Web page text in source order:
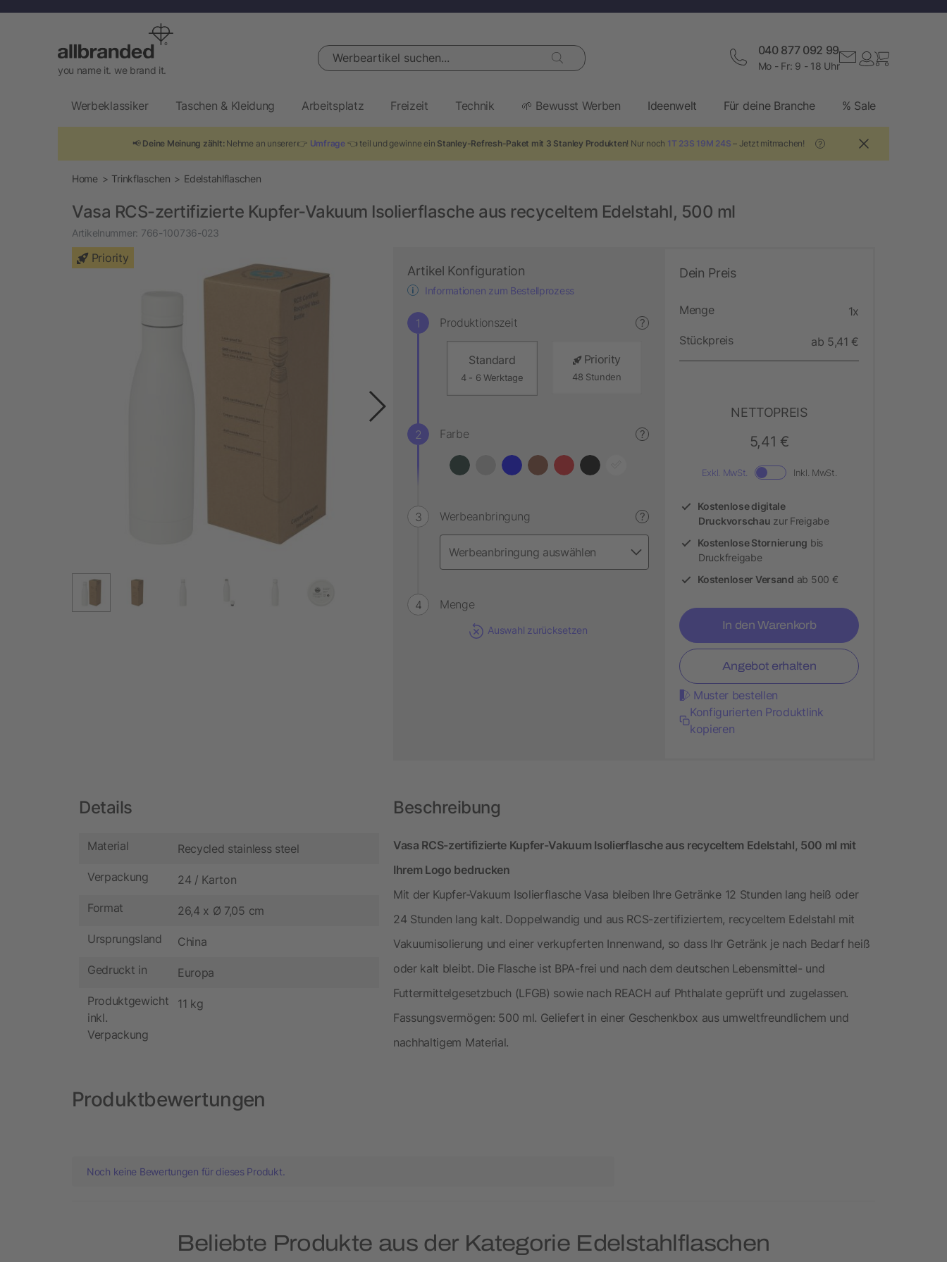
you name it. we brand it.
Werbeartikel suchen... 040 877 092 99
Mo - Fr: 9 - 18 Uhr
Werbeklassiker Taschen & Kleidung Arbeitsplatz Freizeit Technik 🌱 Bewusst Werben Ideenwelt Für deine Branche % Sale
📢 Deine Meinung zählt:Nehme an unserer 👉 Umfrage👈 teil und gewinne ein Stanley-Refresh-Paket mit 3 Stanley Produkten! Nur noch 1T 23S 19M 23S – Jetzt mitmachen! ?
Home Trinkflaschen Edelstahlflaschen
Vasa RCS-zertifizierte Kupfer-Vakuum Isolierflasche aus recyceltem Edelstahl, 500 ml
Artikelnummer: 766-100736-023
Priority
Artikel Konfiguration
Informationen zum Bestellprozess
Produktionszeit ?
Standard
4 - 6 Werktage
Priority
48 Stunden
Farbe ?
Werbeanbringung ?
Menge
Auswahl zurücksetzen
Dein Preis
Menge 1x
Stückpreis ab 5,41 €
NETTOPREIS
5,41 €
Exkl. MwSt. Inkl. MwSt.
Kostenlose digitale
Druckvorschau zur Freigabe
Kostenlose Stornierung bis
Druckfreigabe
Kostenloser Versand ab 500 €
In den Warenkorb
Angebot erhalten
Muster bestellen
Konfigurierten Produktlink
kopieren
Details
Material Recycled stainless steel
Verpackung 24 / Karton
Format 26,4 x Ø 7,05 cm
Ursprungsland China
Gedruckt in Europa
Produktgewicht
inkl.
Verpackung
11 kg
Beschreibung
Vasa RCS-zertifizierte Kupfer-Vakuum Isolierflasche aus recyceltem Edelstahl, 500 ml mit
Ihrem Logo bedrucken
Mit der Kupfer-Vakuum Isolierflasche Vasa bleiben Ihre Getränke 12 Stunden lang heiß oder
24 Stunden lang kalt. Doppelwandig und aus RCS-zertifiziertem, recyceltem Edelstahl mit
Vakuumisolierung und einer verkupferten Innenwand, so dass Ihr Getränk je nach Bedarf heiß
oder kalt bleibt. Die Flasche ist BPA-frei und nach dem deutschen Lebensmittel- und
Futtermittelgesetzbuch (LFGB) sowie nach REACH auf Phthalate geprüft und zugelassen.
Fassungsvermögen: 500 ml. Geliefert in einer Geschenkbox aus umweltfreundlichem und
nachhaltigem Material.
Produktbewertungen
Noch keine Bewertungen für dieses Produkt.
Beliebte Produkte aus der Kategorie Edelstahlflaschen